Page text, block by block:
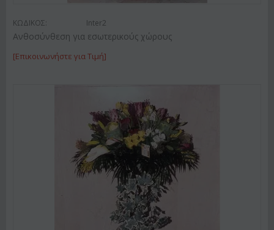
ΚΩΔΙΚΟΣ: Inter2
Ανθοσύνθεση για εσωτερικούς χώρους
[Επικοινωνήστε για Τιμή]